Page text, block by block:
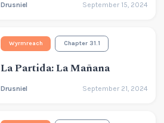
Drusniel September 15, 2024
Wyrmreach Chapter 31.1
La Partida: La Mañana
Drusniel September 21, 2024